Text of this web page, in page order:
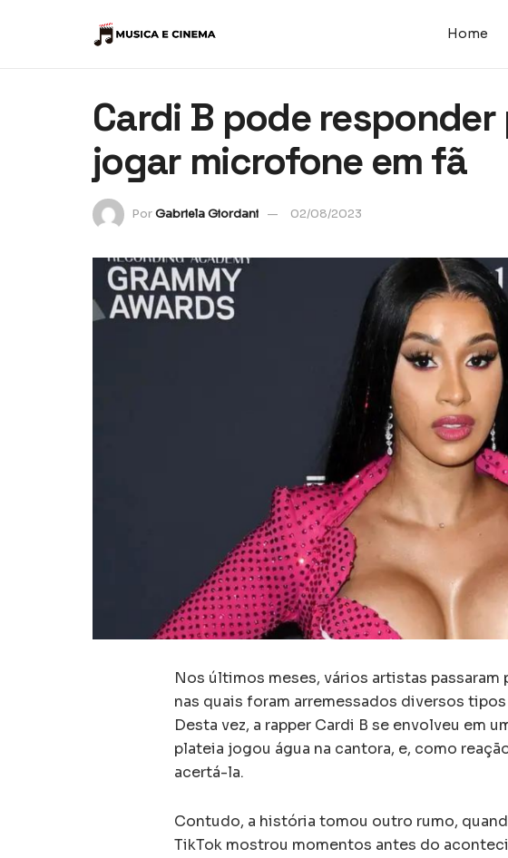
Home
Cardi B pode
jogar microfone em fã
PorGabriela Giordani 02/08/2023
Nos últimos meses, vários artistas
nas quais foram arremessados diversos
Desta vez, a rapper Cardi B se envolveu em
plateia jogou água na cantora, e, como
acertá-la.
Contudo, a história tomou outro rumo,
TikTok mostrou momentos antes do